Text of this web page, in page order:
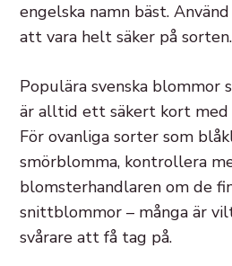
engelska namn bäst.
att vara helt säker på sorten.
Populära svenska blommor
är alltid ett säkert kort
För ovanliga sorter som
smörblomma, kontrollera
blomsterhandlaren om de
snittblommor – många är
svårare att få tag på.